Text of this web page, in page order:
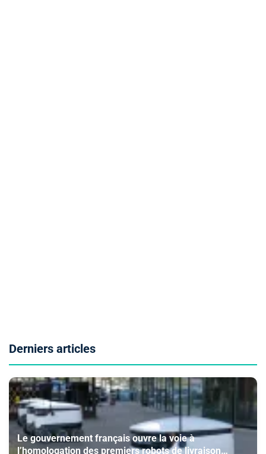
Derniers articles
Le gouvernement français ouvre la voie à
l’homologation des premiers robots de livraison